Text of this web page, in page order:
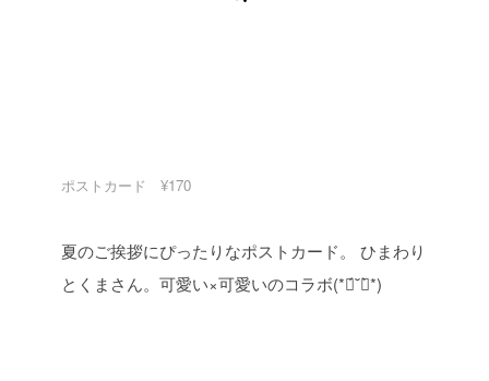
ポストカード ¥170
夏のご挨拶にぴったりなポストカード。
ひまわり
とくまさん。可愛い×可愛いのコラボ(*ฅ́˘ฅ̀*)